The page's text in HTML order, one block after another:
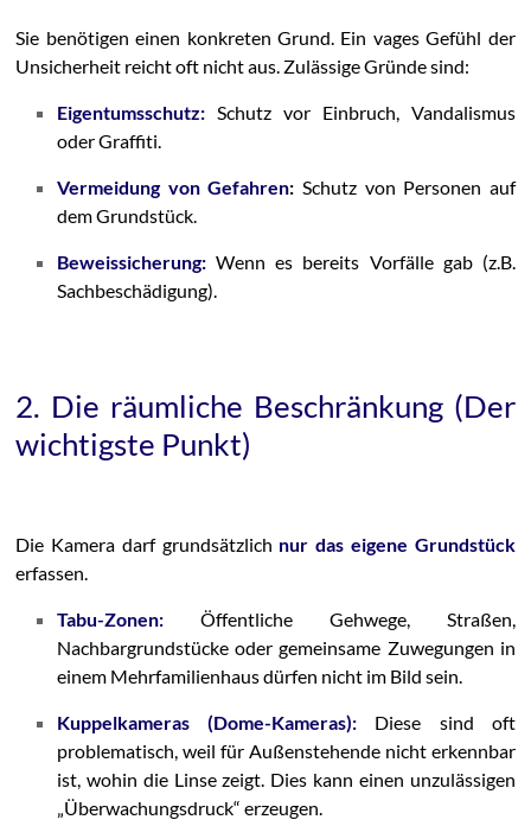
Sie benötigen einen konkreten Grund. Ein vages Gefühl der
Unsicherheit reicht oft nicht aus. Zulässige Gründe sind:
Eigentumsschutz: Schutz vor Einbruch, Vandalismus
oder Graffiti.
Vermeidung von Gefahren: Schutz von Personen auf
dem Grundstück.
Beweissicherung: Wenn es bereits Vorfälle gab (z.B.
Sachbeschädigung).
2. Die räumliche Beschränkung (Der
wichtigste Punkt)
Die Kamera darf grundsätzlich nur das eigene Grundstück
erfassen.
Tabu-Zonen: Öffentliche Gehwege, Straßen,
Nachbargrundstücke oder gemeinsame Zuwegungen in
einem Mehrfamilienhaus dürfen nicht im Bild sein.
Kuppelkameras (Dome-Kameras): Diese sind oft
problematisch, weil für Außenstehende nicht erkennbar
ist, wohin die Linse zeigt. Dies kann einen unzulässigen
„Überwachungsdruck“ erzeugen.